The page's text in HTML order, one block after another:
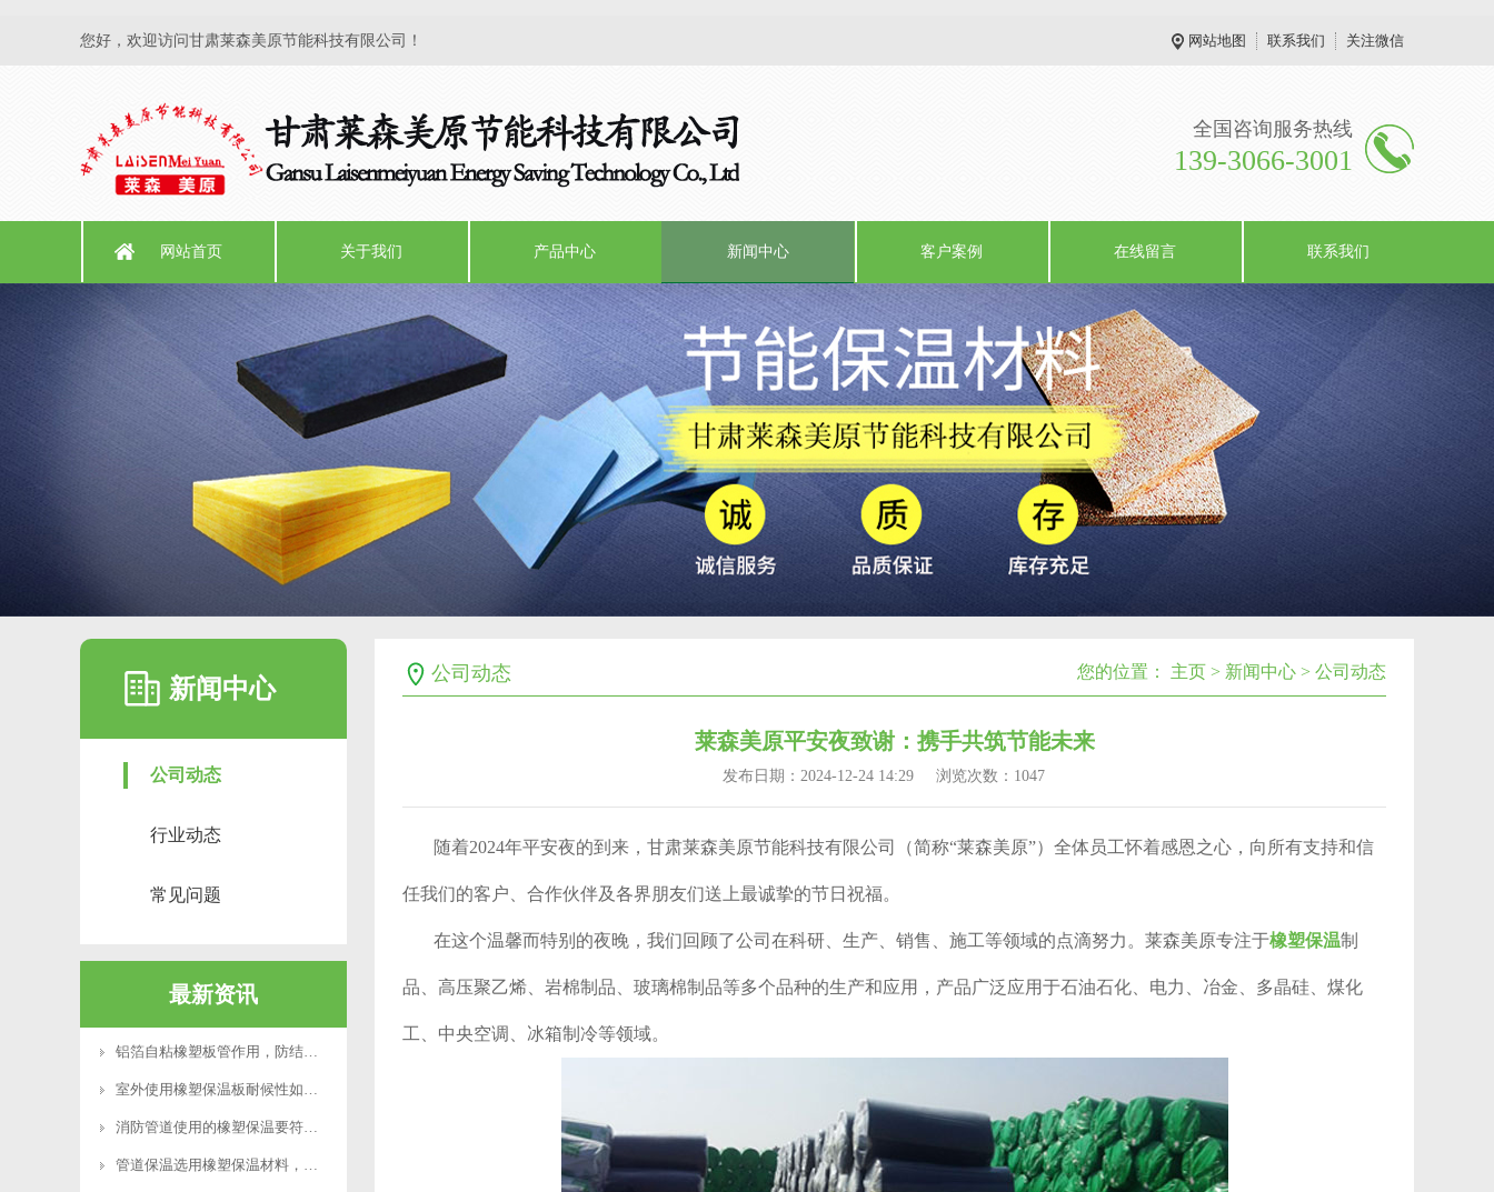
您好，欢迎访问甘肃莱森美原节能科技有限公司！ 网站地图 联系我们 关注微信
全国咨询服务热线
139-3066-3001
网站首页 关于我们 产品中心 新闻中心 客户案例 在线留言 联系我们
新闻中心
公司动态
行业动态
常见问题
最新资讯
铝箔自粘橡塑板管作用，防结露防潮施工优势详解！
室外使用橡塑保温板耐候性如何？会不会老化？
消防管道使用的橡塑保温要符合哪些工程标准？
管道保温选用橡塑保温材料，安全又实用！
公司动态 您的位置： 主页 > 新闻中心 > 公司动态
莱森美原平安夜致谢：携手共筑节能未来
发布日期：2024-12-24 14:29 浏览次数： 1047
随着2024年平安夜的到来，甘肃莱森美原节能科技有限公司（简称“莱森美原”）全体员工怀着感恩之心，向所有支持和信
任我们的客户、合作伙伴及各界朋友们送上最诚挚的节日祝福。
在这个温馨而特别的夜晚，我们回顾了公司在科研、生产、销售、施工等领域的点滴努力。莱森美原专注于橡塑保温制
品、高压聚乙烯、岩棉制品、玻璃棉制品等多个品种的生产和应用，产品广泛应用于石油石化、电力、冶金、多晶硅、煤化
工、中央空调、冰箱制冷等领域。